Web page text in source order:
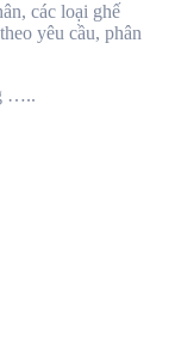
các loại ghế
yêu cầu, phân
…..